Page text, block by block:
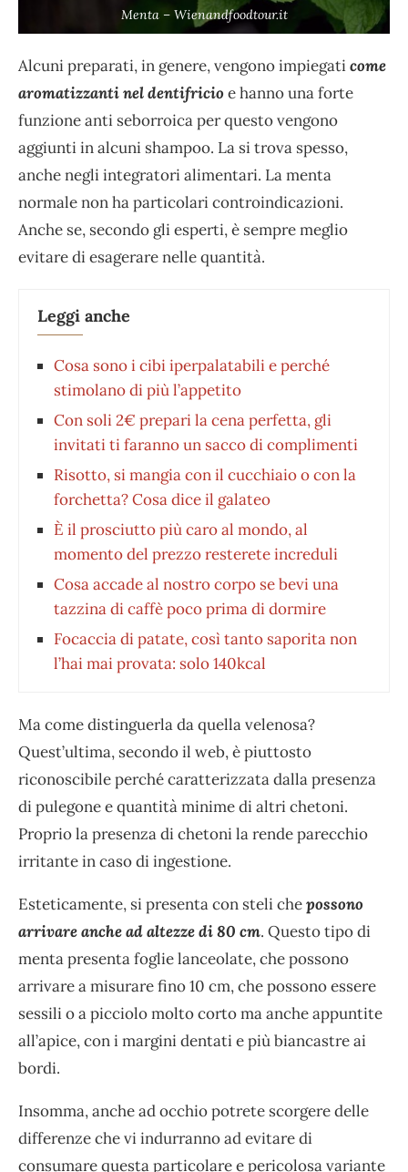
Menta – Wienandfoodtour.it
Alcuni preparati, in genere, vengono impiegaticome
aromatizzanti nel dentifricioe hanno una forte
funzione anti seborroica per questo vengono
aggiunti in alcuni shampoo. La si trova spesso,
anche negli integratori alimentari. La menta
normale non ha particolari controindicazioni.
Anche se, secondo gli esperti, è sempre meglio
evitare di esagerare nelle quantità.
Leggi anche
Cosa sono i cibi iperpalatabili e perché
stimolano di più l’appetito
Con soli 2€ prepari la cena perfetta, gli
invitati ti faranno un sacco di complimenti
Risotto, si mangia con il cucchiaio o con la
forchetta? Cosa dice il galateo
È il prosciutto più caro al mondo, al
momento del prezzo resterete increduli
Cosa accade al nostro corpo se bevi una
tazzina di caffè poco prima di dormire
Focaccia di patate, così tanto saporita non
l’hai mai provata: solo 140kcal
Ma come distinguerla da quella velenosa?
Quest’ultima, secondo il web, è piuttosto
riconoscibile perché caratterizzata dalla presenza
di pulegone e quantità minime di altri chetoni.
Proprio la presenza di chetoni la rende parecchio
irritante in caso di ingestione.
Esteticamente, si presenta con steli chepossono
arrivare anche ad altezze di 80 cm. Questo tipo di
menta presenta foglie lanceolate, che possono
arrivare a misurare fino 10 cm, che possono essere
sessili o a picciolo molto corto ma anche appuntite
all’apice, con i margini dentati e più biancastre ai
bordi.
Insomma, anche ad occhio potrete scorgere delle
differenze che vi indurranno ad evitare di
consumare questa particolare e pericolosa variante